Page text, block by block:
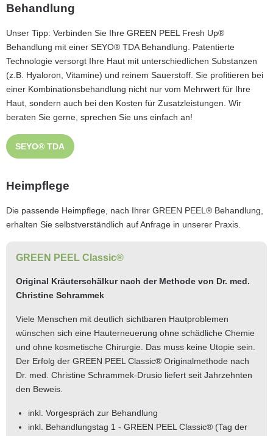
Behandlung
Unser Tipp: Verbinden Sie Ihre GREEN PEEL Fresh Up®
Behandlung mit einer SEYO® TDA Behandlung. Patentierte
Technologie versorgt Ihre Haut mit unterschiedlichen Substanzen
(z.B. Hyaloron, Vitamine) und reinem Sauerstoff. Sie profitieren bei
einer Kombinationsbehandlung nicht nur vom Mehrwert für Ihre
Haut, sondern auch bei den Kosten für Zusatzleistungen. Wir
beraten Sie gerne, sprechen Sie uns einfach an!
SEYO® TDA
Heimpflege
Die passende Heimpflege, nach Ihrer GREEN PEEL® Behandlung,
erhalten Sie selbstverständlich auf Anfrage in unserer Praxis.
GREEN PEEL Classic®
Original Kräuterschälkur nach der Methode von Dr. med.
Christine Schrammek
Viele Menschen mit deutlich sichtbaren Hautproblemen
wünschen sich eine Hauterneuerung ohne schädliche Chemie
und ohne kosmetische Chirurgie. Das muss keine Utopie sein.
Der Erfolg der GREEN PEEL Classic® Originalmethode nach
Dr. med. Christine Schrammek-Drusio liefert seit Jahrzehnten
den Beweis.
inkl. Vorgespräch zur Behandlung
inkl. Behandlungstag 1 - GREEN PEEL Classic® (Tag der